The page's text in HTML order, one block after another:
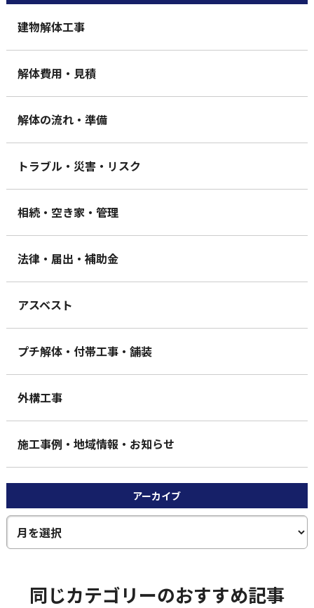
建物解体工事
解体費用・見積
解体の流れ・準備
トラブル・災害・リスク
相続・空き家・管理
法律・届出・補助金
アスベスト
プチ解体・付帯工事・舗装
外構工事
施工事例・地域情報・お知らせ
アーカイブ
同じカテゴリーのおすすめ記事